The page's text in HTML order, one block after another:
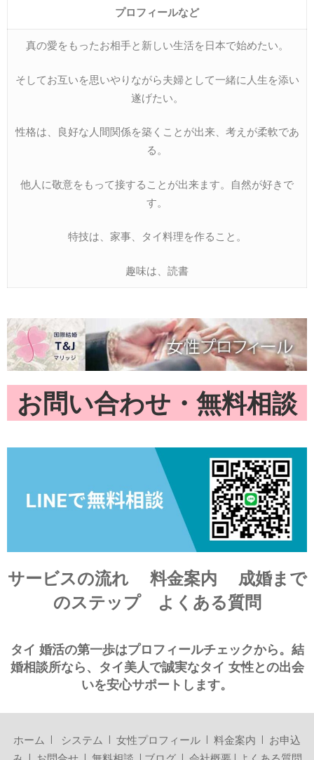
プロフィールなど
真の愛をもったお相手と新しい生活を日本で始めたい。
そしてお互いを思いやりながら夫婦として一緒に人生を添い
遂げたい。
性格は、良好な人間関係を築くことが出来、考えが柔軟であ
る。
他人に敬意をもって接することが出来ます。自然が好きで
す。
特技は、家事、タイ料理を作ること。
趣味は、読書
お問い合わせ・無料相談
サービスの流れ 料金案内
成婚まで
のステップ
よくある質問
タイ 婚活の第一歩はプロフィールチェックから。結
婚相談所なら、
タイ美人で誠実なタイ 女性との出会
いを安心サポートします。
ホーム I システム I 女性プロフィール I 料金案内 I お申込